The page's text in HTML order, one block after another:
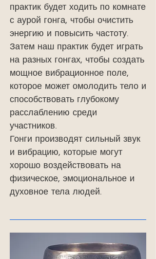
практик будет ходить по комнате
с аурой гонга, чтобы очистить
энергию и повысить частоту.
Затем наш практик будет играть
на разных гонгах, чтобы создать
мощное вибрационное поле,
которое может омолодить тело и
способствовать глубокому
расслаблению среди
участников.
Гонги производят сильный звук
и вибрацию, которые могут
хорошо воздействовать на
физическое, эмоциональное и
духовное тела людей.